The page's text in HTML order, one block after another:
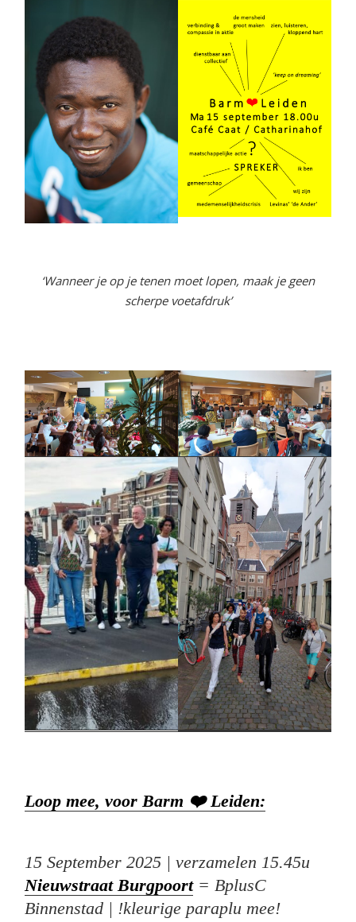
‘Wanneer je op je tenen moet lopen, maak je geen
scherpe voetafdruk’
Loop mee, voor Barm ❤️ Leiden:
15 September 2025 | verzamelen 15.45u
Nieuwstraat Burgpoort= BplusC
Binnenstad | !kleurige paraplu mee!